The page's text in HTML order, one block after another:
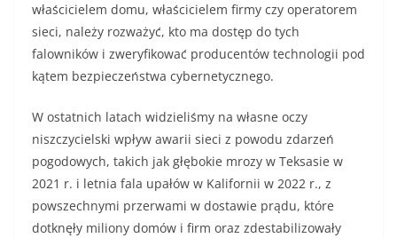
właścicielem domu, właścicielem firmy czy operatorem
sieci, należy rozważyć, kto ma dostęp do tych
falowników i zweryfikować producentów technologii pod
kątem bezpieczeństwa cybernetycznego.
W ostatnich latach widzieliśmy na własne oczy
niszczycielski wpływ awarii sieci z powodu zdarzeń
pogodowych, takich jak głębokie mrozy w Teksasie w
2021 r. i letnia fala upałów w Kalifornii w 2022 r., z
powszechnymi przerwami w dostawie prądu, które
dotknęły miliony domów i firm oraz zdestabilizowały